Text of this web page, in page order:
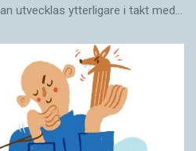
utvecklas ytterligare i takt med…